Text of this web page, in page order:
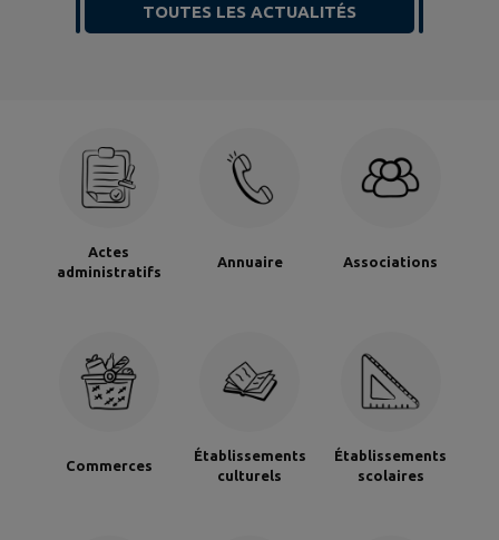
TOUTES LES ACTUALITÉS
Actes
administratifs
Annuaire Associations
Commerces
Établissements
culturels
Établissements
scolaires